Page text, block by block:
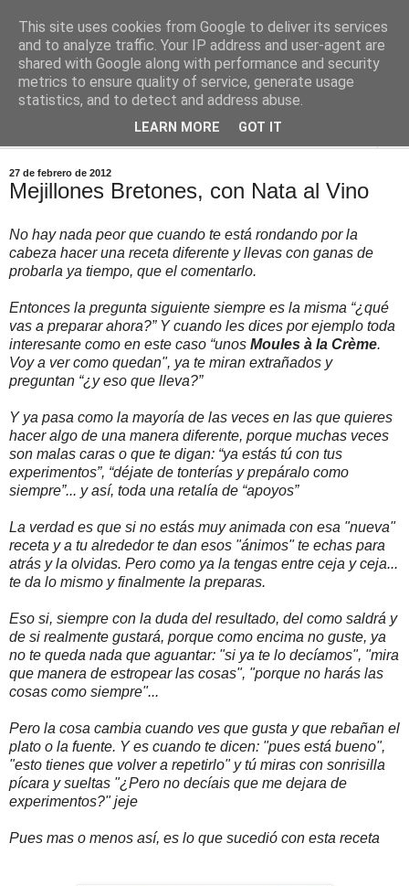
Comoju
La Cocina del Día a Día y el día a día de la Gastronomía
27 de febrero de 2012
Mejillones Bretones, con Nata al Vino
No hay nada peor que cuando te está rondando por la
cabeza hacer una receta diferente y llevas con ganas de
probarla ya tiempo, que el comentarlo.
Entonces la pregunta siguiente siempre es la misma “¿qué
vas a preparar ahora?” Y cuando les dices por ejemplo toda
interesante como en este caso “unos Moules à la Crème.
Voy a ver como quedan", ya te miran extrañados y
preguntan “¿y eso que lleva?”
Y ya pasa como la mayoría de las veces en las que quieres
hacer algo de una manera diferente, porque muchas veces
son malas caras o que te digan: “ya estás tú con tus
experimentos”, “déjate de tonterías y prepáralo como
siempre”... y así, toda una retalía de “apoyos”
La verdad es que si no estás muy animada con esa "nueva"
receta y a tu alrededor te dan esos "ánimos" te echas para
atrás y la olvidas. Pero como ya la tengas entre ceja y ceja...
te da lo mismo y finalmente la preparas.
Eso si, siempre con la duda del resultado, del como saldrá y
de si realmente gustará, porque como encima no guste, ya
no te queda nada que aguantar: "si ya te lo decíamos", "mira
que manera de estropear las cosas", "porque no harás las
cosas como siempre"...
Pero la cosa cambia cuando ves que gusta y que rebañan el
plato o la fuente. Y es cuando te dicen: "pues está bueno",
"esto tienes que volver a repetirlo" y tú miras con sonrisilla
pícara y sueltas "¿Pero no decíais que me dejara de
experimentos?" jeje
Pues mas o menos así, es lo que sucedió con esta receta
This site uses cookies from Google to deliver its services
and to analyze traffic. Your IP address and user-agent are
shared with Google along with performance and security
metrics to ensure quality of service, generate usage
statistics, and to detect and address abuse.
LEARN MORE GOT IT